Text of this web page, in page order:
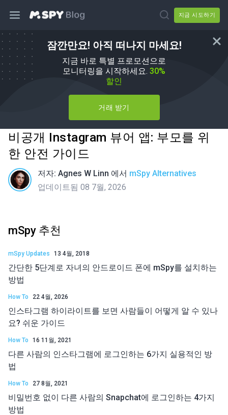
지금 시도하기
잠깐만요! 아직 떠나지 마세요!
지금 바로 특별 프로모션으로
모니터링을 시작하세요. 30%
할인
거래 받기
비공개 Instagram 뷰어 앱: 부모를 위
한 안전 가이드
저자: Agnes W Linn 에서 mSpy Alternatives
업데이트됨 08 7월, 2026
mSpy 추천
mSpy Updates 13 4월, 2018
간단한 5단계로 자녀의 안드로이드 폰에 mSpy를 설치하는
방법
How To 22 4월, 2026
인스타그램 하이라이트를 보면 사람들이 어떻게 알 수 있나
요? 쉬운 가이드
How To 16 11월, 2021
다른 사람의 인스타그램에 로그인하는 6가지 실용적인 방
법
How To 27 8월, 2021
비밀번호 없이 다른 사람의 Snapchat에 로그인하는 4가지
방법